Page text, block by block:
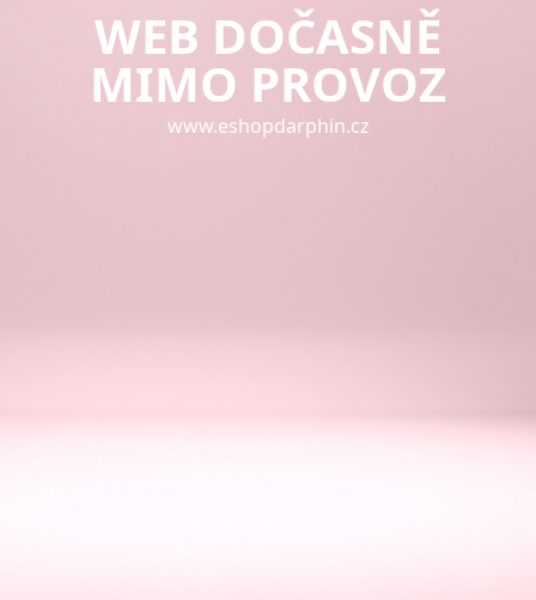
WEB DOČASNĚ
MIMO PROVOZ
www.eshopdarphin.cz